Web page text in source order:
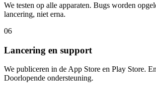
We testen op alle apparaten. Bugs worden
lancering, niet erna.
06
Lancering en support
We publiceren in de App Store en Play Store.
Doorlopende ondersteuning.